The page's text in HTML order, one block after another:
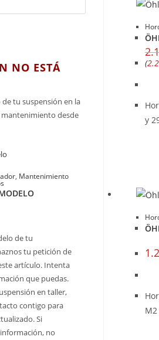
(
y
NO ESTÁ
tu suspensión en la
desde
, Mantenimiento
de tu
tu petición de
artículo. Intenta
que puedas.
en taller,
contigo para
Si
no